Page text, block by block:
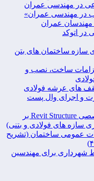
در مهندسی عمران
در مهندسی عمران»
مهندسان عمران
در اتوکد
سازه ساختمان های بتن
ساخت، نصب و
های عرشه فولادی
و اجرای وال پست
آموزش جامع و تخصصی Revit Structure بر
عمومی ساختمان (تشریح
شهرداری برای مهندسین